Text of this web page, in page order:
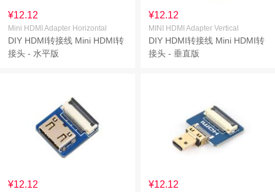
¥12.12
MINI HDMI Adapter Vertical
DIY HDMI转接线 Mini HDMI转
接头 - 垂直版
¥12.12
Mini HDMI Adapter Horizontal
DIY HDMI转接线 Mini HDMI转
接头 - 水平版
¥12.12
¥12.12